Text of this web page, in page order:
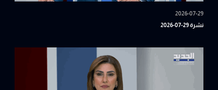
2026-07-29
نشرة 29-07-2026